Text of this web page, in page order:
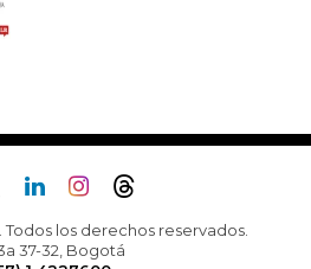
Todos los derechos reservados.
37-32, Bogotá